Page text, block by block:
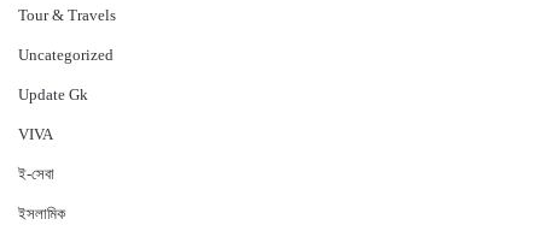
Tour & Travels
Uncategorized
Update Gk
VIVA
ই-সেবা
ইসলামিক